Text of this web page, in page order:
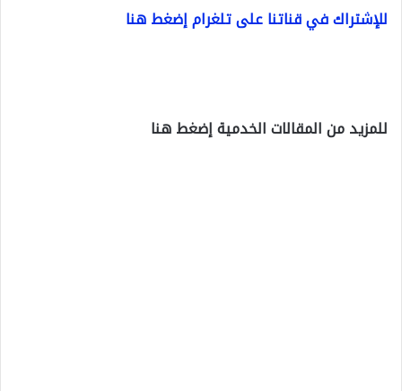
للإشتراك في قناتنا على تلغرام إضغط هنا
للمزيد من المقالات الخدمية إضغط هنا